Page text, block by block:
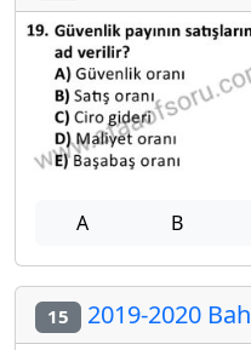
A B
15 2019-2020